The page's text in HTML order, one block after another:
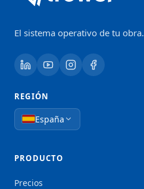
El sistema operativo de tu obra.
REGIÓN
España
PRODUCTO
Precios